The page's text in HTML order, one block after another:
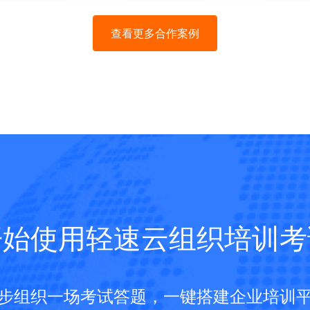
查看更多合作案例
使用轻速云组织培训
组织一场考试答题，一键搭建企业培训